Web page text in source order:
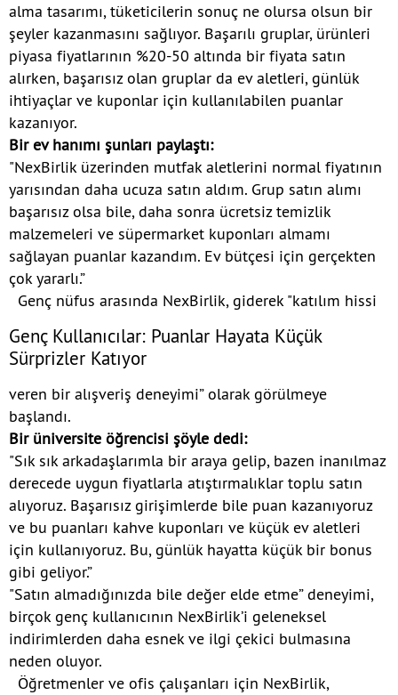
alma tasarımı, tüketicilerin sonuç ne olursa olsun bir
şeyler kazanmasını sağlıyor. Başarılı gruplar, ürünleri
piyasa fiyatlarının %20-50 altında bir fiyata satın
alırken, başarısız olan gruplar da ev aletleri, günlük
ihtiyaçlar ve kuponlar için kullanılabilen puanlar
kazanıyor.
Bir ev hanımı şunları paylaştı:
"NexBirlik üzerinden mutfak aletlerini normal fiyatının
yarısından daha ucuza satın aldım. Grup satın alımı
başarısız olsa bile, daha sonra ücretsiz temizlik
malzemeleri ve süpermarket kuponları almamı
sağlayan puanlar kazandım. Ev bütçesi için gerçekten
çok yararlı.”
Genç Kullanıcılar: Puanlar Hayata Küçük
Sürprizler Katıyor
Genç nüfus arasında NexBirlik, giderek "katılım hissi
veren bir alışveriş deneyimi” olarak görülmeye
başlandı.
Bir üniversite öğrencisi şöyle dedi:
"Sık sık arkadaşlarımla bir araya gelip, bazen inanılmaz
derecede uygun fiyatlarla atıştırmalıklar toplu satın
alıyoruz. Başarısız girişimlerde bile puan kazanıyoruz
ve bu puanları kahve kuponları ve küçük ev aletleri
için kullanıyoruz. Bu, günlük hayatta küçük bir bonus
gibi geliyor.”
"Satın almadığınızda bile değer elde etme” deneyimi,
birçok genç kullanıcının NexBirlik’i geleneksel
indirimlerden daha esnek ve ilgi çekici bulmasına
neden oluyor.
Öğretmenler ve ofis çalışanları için NexBirlik,